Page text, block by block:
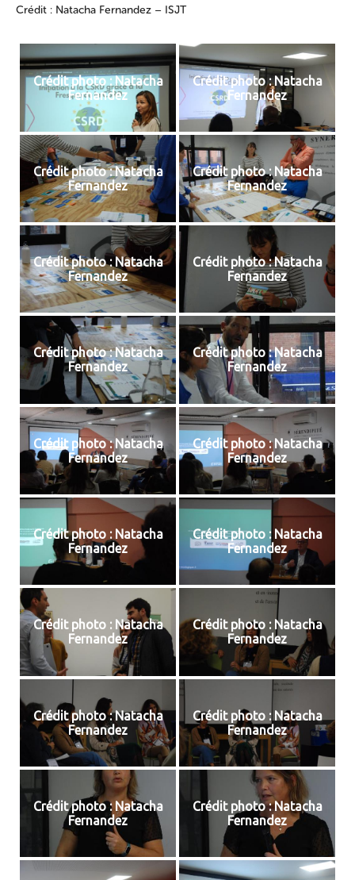
Crédit : Natacha Fernandez – ISJT
Crédit photo : Natacha
Fernandez
Crédit photo : Natacha
Fernandez
Crédit photo : Natacha
Fernandez
Crédit photo : Natacha
Fernandez
Crédit photo : Natacha
Fernandez
Crédit photo : Natacha
Fernandez
Crédit photo : Natacha
Fernandez
Crédit photo : Natacha
Fernandez
Crédit photo : Natacha
Fernandez
Crédit photo : Natacha
Fernandez
Crédit photo : Natacha
Fernandez
Crédit photo : Natacha
Fernandez
Crédit photo : Natacha
Fernandez
Crédit photo : Natacha
Fernandez
Crédit photo : Natacha
Fernandez
Crédit photo : Natacha
Fernandez
Crédit photo : Natacha
Fernandez
Crédit photo : Natacha
Fernandez